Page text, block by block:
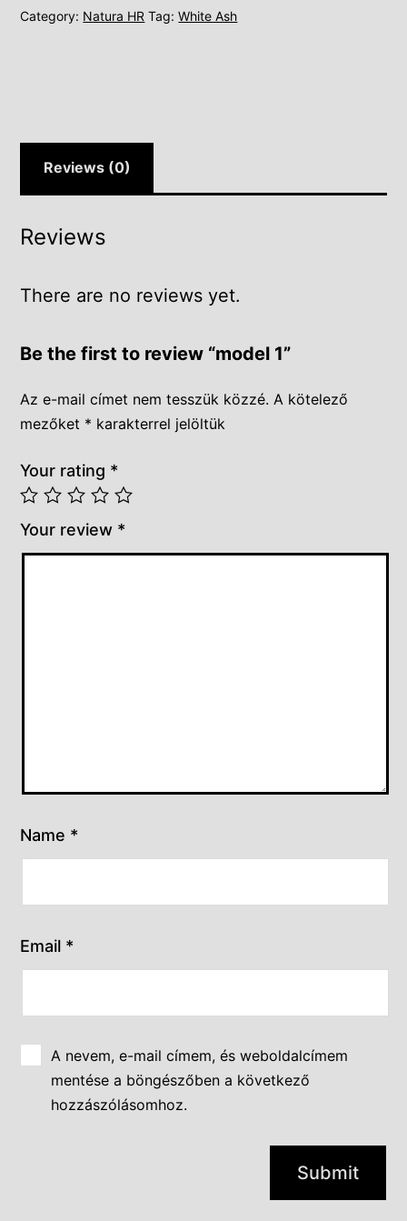
Category: Natura HR Tag:White Ash
Reviews (0)
Reviews
There are no reviews yet.
Be the first to review “model 1”
Az e-mail címet nem tesszük közzé. A kötelező
mezőket * karakterrel jelöltük
Your rating *
Your review *
Name *
Email *
A nevem, e-mail címem, és weboldalcímem
mentése a böngészőben a következő
hozzászólásomhoz.